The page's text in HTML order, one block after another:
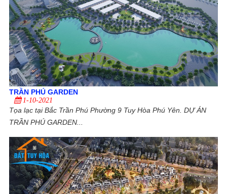
TRẦN PHÚ GARDEN
1-10-2021
Tọa lạc tại Bắc Trần Phú Phường 9 Tuy Hòa Phú Yên. DỰ ÁN
TRẦN PHÚ GARDEN...